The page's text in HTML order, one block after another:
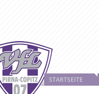
STARTSEITE